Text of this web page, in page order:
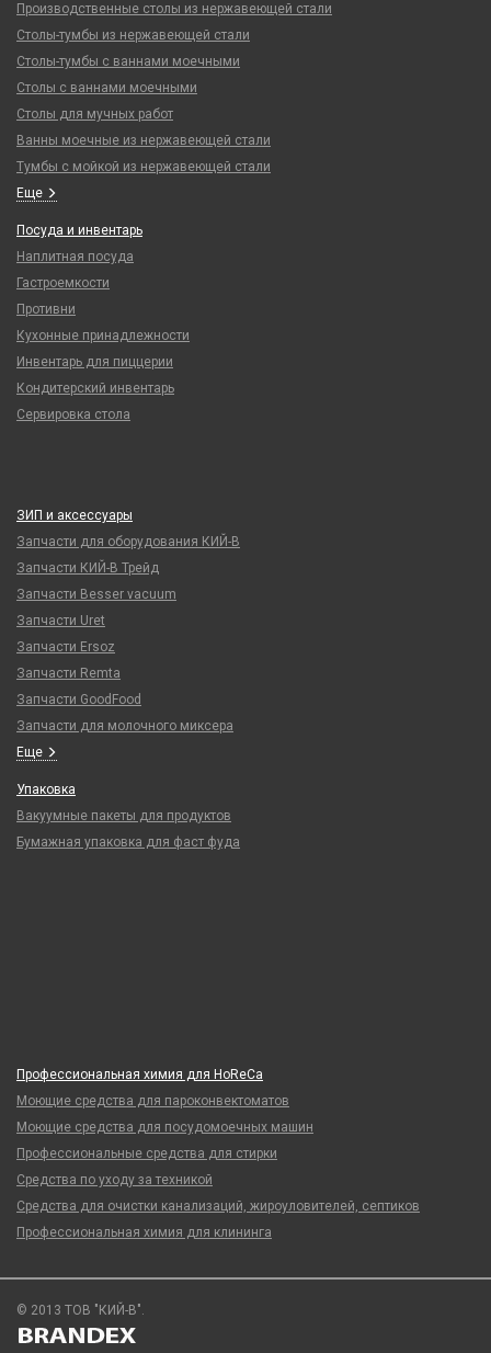
Производственные столы из нержавеющей стали
Столы-тумбы из нержавеющей стали
Столы-тумбы с ваннами моечными
Столы с ваннами моечными
Столы для мучных работ
Ванны моечные из нержавеющей стали
Тумбы с мойкой из нержавеющей стали
Еще
Посуда и инвентарь
Наплитная посуда
Гастроемкости
Противни
Кухонные принадлежности
Инвентарь для пиццерии
Кондитерский инвентарь
Сервировка стола
ЗИП и аксессуары
Запчасти для оборудования КИЙ-В
Запчасти КИЙ-В Трейд
Запчасти Besser vacuum
Запчасти Uret
Запчасти Ersoz
Запчасти Remta
Запчасти GoodFood
Запчасти для молочного миксера
Еще
Упаковка
Вакуумные пакеты для продуктов
Бумажная упаковка для фаст фуда
Профессиональная химия для HoReCa
Моющие средства для пароконвектоматов
Моющие средства для посудомоечных машин
Профессиональные средства для стирки
Средства по уходу за техникой
Средства для очистки канализаций, жироуловителей, септиков
Профессиональная химия для клининга
© 2013 ТОВ "КИЙ-В".